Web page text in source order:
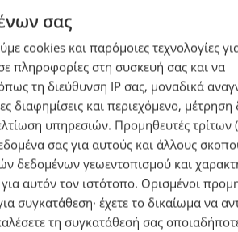
σας
cookies και παρόμοιες τεχνολογίες
πληροφορίες στη συσκευή σας και να
τη διεύθυνση IP σας, μοναδικά
διαφημίσεις και περιεχόμενο,
υπηρεσιών. Προμηθευτές τρίτων
σας για αυτούς και άλλους
δεδομένων γεωεντοπισμού και
αυτόν τον ιστότοπο. Ορισμένοι
συγκατάθεση· έχετε το δικαίωμα να
τη συγκατάθεσή σας